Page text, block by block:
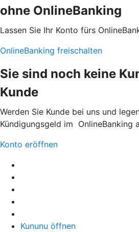
ohne OnlineBanking
Lassen Sie Ihr Konto fürs
OnlineBanking freischalten
Sie sind noch keine
Kunde
Werden Sie Kunde bei uns und
Kündigungsgeld im OnlineBanking
Konto eröffnen
Kununu öffnen